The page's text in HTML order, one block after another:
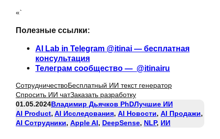
«`
Полезные ссылки:
AI Lab in Telegram @itinai — бесплатная
консультация
Телеграм сообщество — @itinairu
СотрудничествоБесплатный ИИ текст генератор
Спросить ИИ чатЗаказать разработку
01.05.2024Владимир Дьячков PhDЛучшие ИИ
AI Product, AI Исследования, AI Новости, AI Продажи
AI Сотрудники, Apple AI, DeepSense, NLP, ИИ